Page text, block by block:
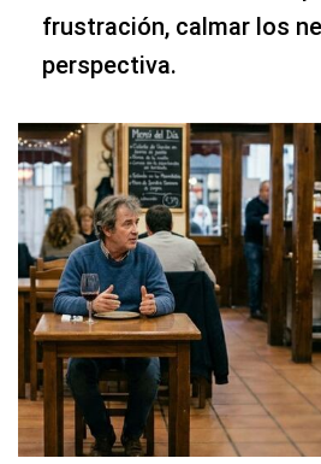
frustración, calmar los
perspectiva.